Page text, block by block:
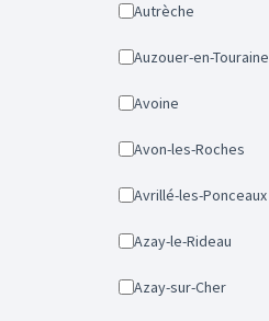
Autrèche
Auzouer-en-Touraine
Avoine
Avon-les-Roches
Avrillé-les-Ponceaux
Azay-le-Rideau
Azay-sur-Cher